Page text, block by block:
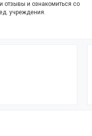
отзывы и ознакомиться со
учреждения.